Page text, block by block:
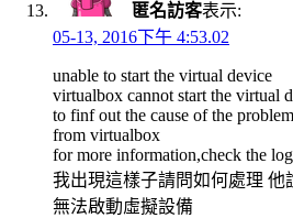
匿名訪客表示:
05-13, 2016下午 4:53.02
unable to start the virtual device
virtualbox cannot start the virtual
to finf out the cause of the
from virtualbox
for more information,check the
我出現這樣子請問如何處理 他
無法啟動虛擬設備